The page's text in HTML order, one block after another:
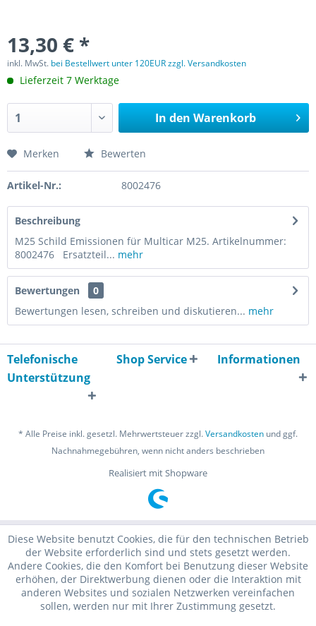
13,30 € *
inkl. MwSt. bei Bestellwert unter 120EUR zzgl. Versandkosten
Lieferzeit 7 Werktage
In den Warenkorb
Merken Bewerten
Artikel-Nr.: 8002476
Beschreibung
M25 Schild Emissionen für Multicar M25. Artikelnummer:
8002476 Ersatzteil... mehr
Bewertungen
0
Bewertungen lesen, schreiben und diskutieren... mehr
Telefonische
Unterstützung
Shop Service Informationen
* Alle Preise inkl. gesetzl. Mehrwertsteuer zzgl.Versandkosten und ggf.
Nachnahmegebühren, wenn nicht anders beschrieben
Realisiert mit Shopware
Diese Website benutzt Cookies, die für den technischen Betrieb
der Website erforderlich sind und stets gesetzt werden.
Andere Cookies, die den Komfort bei Benutzung dieser Website
erhöhen, der Direktwerbung dienen oder die Interaktion mit
anderen Websites und sozialen Netzwerken vereinfachen
sollen, werden nur mit Ihrer Zustimmung gesetzt.